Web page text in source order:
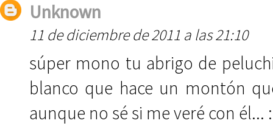
Unknown
11 de diciembre de 2011 a las 21:10
súper mono tu abrigo de
blanco que hace un montón
aunque no sé si me veré con él...